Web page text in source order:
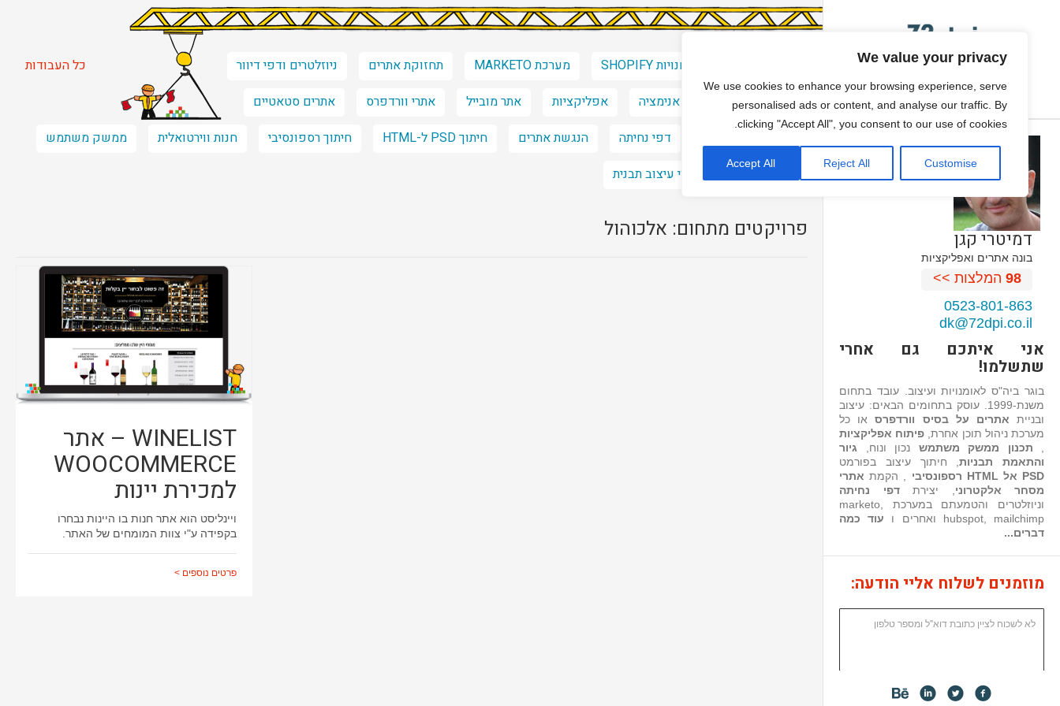
We value your privacy
We use cookies to enhance your browsing experience, serve
personalised ads or content, and analyse our traffic. By
clicking "Accept All", you consent to our use of cookies.
Customise
Reject All
Accept All
דמיטרי קגן
בונה אתרים ואפליקציות
98 המלצות >>
0523-801-863
dk@72dpi.co.il
אני איתכם גם אחרי
שתשלמו!
בוגר ביה"ס לאומנויות ועיצוב. עובד בתחום
משנת-1999. עוסק בתחומים הבאים: עיצוב
ובניית אתרים על בסיס וורדפרסאו כל
מערכת ניהול תוכן אחרת, פיתוח אפליקציות
תכנון ממשק משתמש נכון ונוח, גיור
והתאמת תבניות, חיתוך עיצוב בפורמט
PSD אל HTML רספונסיבי
, הקמת אתרי
מסחר אלקטרוני , יצירתדפי נחיתה
וניוזלטרים והטמעתם במערכת marketo,
hubspot, mailchimp ואחרים ו
עוד כמה
דברים...
מוזמנים לשלוח אליי הודעה:
כל העבודות חנויות SHOPIFY מערכת MARKETO תחזוקת אתרים
ניוזלטרים ודפי דיוור
ONE PAGE SITE
אנימציה אפליקציות אתר מובייל אתרי וורדפרס
אתרים סטאטיים
דפי נחיתה הנגשת אתרים חיתוך PSD ל-HTML חיתוך רספונסיבי חנות ווירטואלית
ממשק משתמש
עיצוב אתרים
שינוי עיצוב תבנית
פרויקטים מתחום: אלכוהול
WINELIST – אתר
WOOCOMMERCE
למכירת יינות
ויינליסט הוא אתר חנות בו היינות נבחרו
בקפידה ע"י צוות המומחים של האתר.
פרטים נוספים >